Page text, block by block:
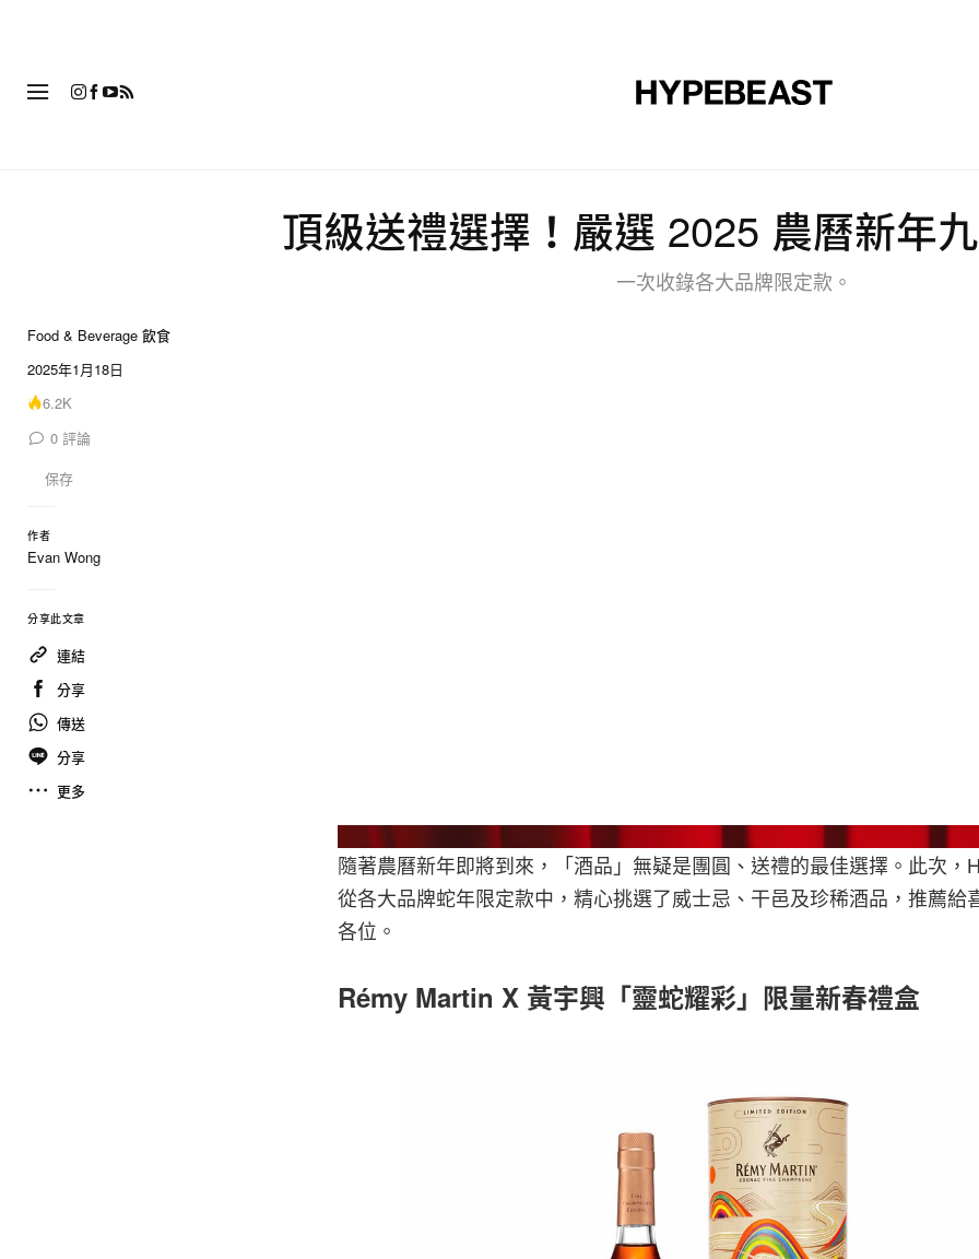
頂級送禮選擇！嚴選 2025 農曆新年
一次收錄各大品牌限定款。
Food & Beverage 飲食
2025年1月18日
6.2K
0 評論
保存
作者
Evan Wong
分享此文章
連結
分享
傳送
分享
更多
隨著農曆新年即將到來，「酒品」無疑是團圓、送禮的最佳選擇。此次，
從各大品牌蛇年限定款中，精心挑選了威士忌、干邑及珍稀酒品，推薦給
各位。
Rémy Martin X 黃宇興「靈蛇耀彩」限量新春禮盒